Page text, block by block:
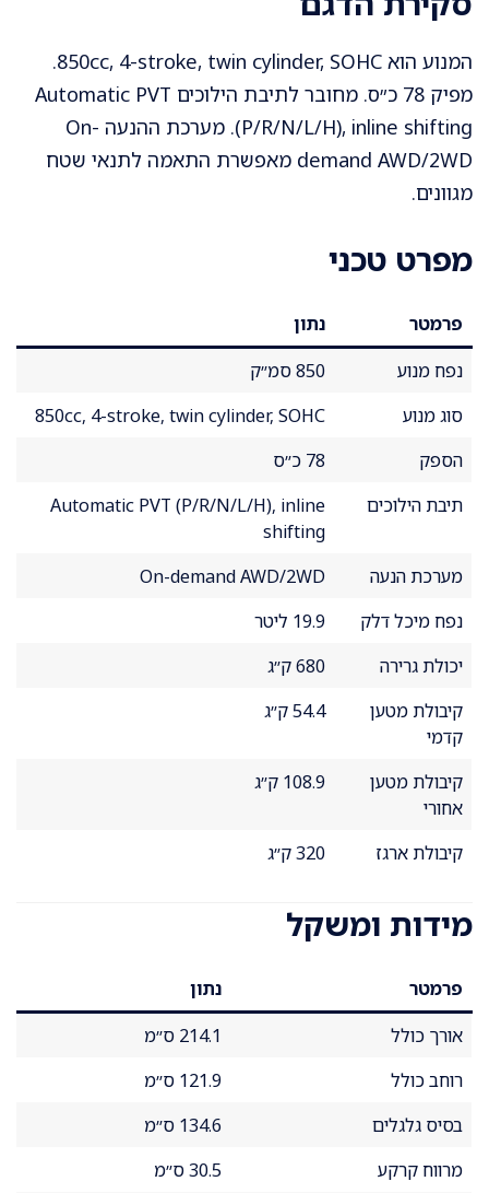
המנוע הוא 850cc, 4-stroke, twin cylinder, SOHC.
מפיק 78 כ״ס. מחובר לתיבת הילוכים Automatic PVT
(P/R/N/L/H), inline shifting. מערכת ההנעה On-
demand AWD/2WD מאפשרת התאמה לתנאי שטח
מגוונים.
מפרט טכני
פרמטר
נתון
נפח מנוע
850 סמ״ק
סוג מנוע
850cc, 4-stroke, twin cylinder, SOHC
הספק
78 כ״ס
תיבת הילוכים
Automatic PVT (P/R/N/L/H), inline
shifting
מערכת הנעה
On-demand AWD/2WD
נפח מיכל דלק
19.9 ליטר
יכולת גרירה
680 ק״ג
קיבולת מטען
קדמי
54.4 ק״ג
קיבולת מטען
אחורי
108.9 ק״ג
קיבולת ארגז 320 ק״ג
מידות ומשקל
פרמטר
נתון
אורך כולל
214.1 ס״מ
רוחב כולל
121.9 ס״מ
בסיס גלגלים
134.6 ס״מ
מרווח קרקע
30.5 ס״מ